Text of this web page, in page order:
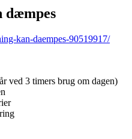
dæmpes
kan-daempes-90519917/
ved 3 timers brug om dagen)